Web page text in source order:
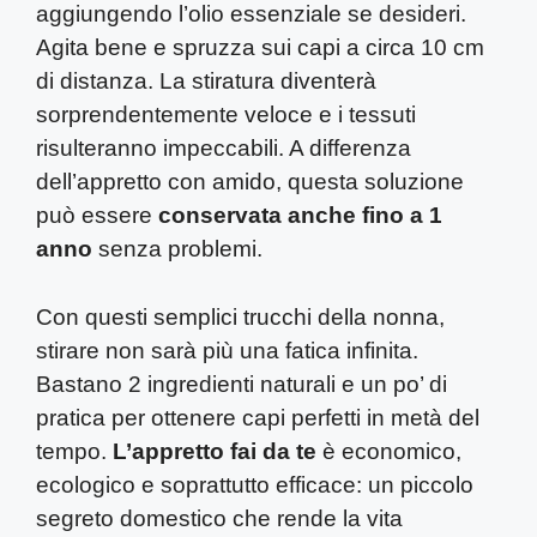
aggiungendo l’olio essenziale se desideri.
Agita bene e spruzza sui capi a circa 10 cm
di distanza. La stiratura diventerà
sorprendentemente veloce e i tessuti
risulteranno impeccabili. A differenza
dell’appretto con amido, questa soluzione
può essere conservata anche fino a 1
anno senza problemi.
Con questi semplici trucchi della nonna,
stirare non sarà più una fatica infinita.
Bastano 2 ingredienti naturali e un po’ di
pratica per ottenere capi perfetti in metà del
tempo. L’appretto fai da te è economico,
ecologico e soprattutto efficace: un piccolo
segreto domestico che rende la vita